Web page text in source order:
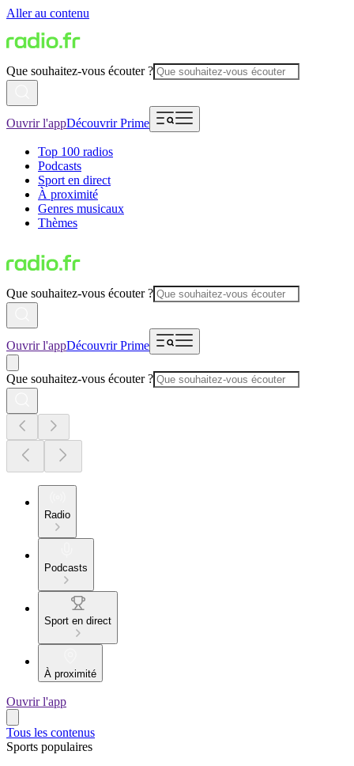
Aller au contenu
Que souhaitez-vous écouter ?
Ouvrir l'appDécouvrir Prime
Top 100 radios
Podcasts
Sport en direct
À proximité
Genres musicaux
Thèmes
Que souhaitez-vous écouter ?
Ouvrir l'appDécouvrir Prime
Que souhaitez-vous écouter ?
Radio
Podcasts
Sport en direct
À proximité
Ouvrir l'app
Tous les contenus
Sports populaires